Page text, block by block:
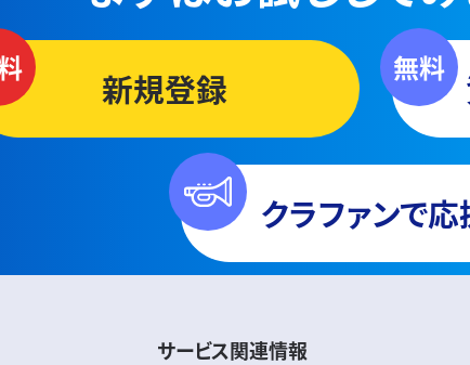
新規登録
クラファンで応
サービス関連情報